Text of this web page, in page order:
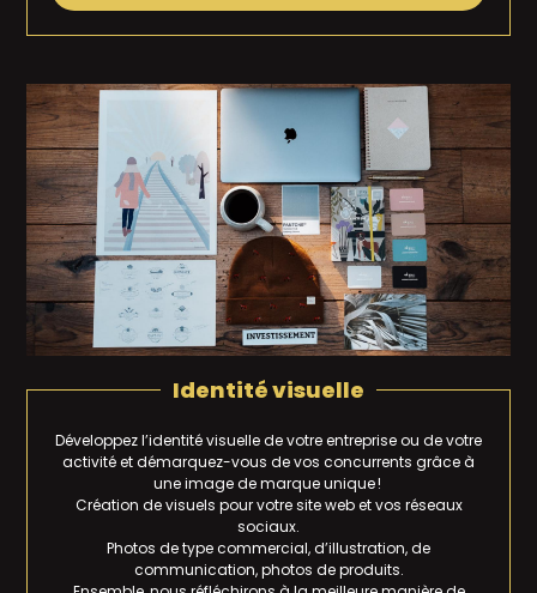
Identité visuelle
Développez l’identité visuelle de votre entreprise ou de votre
activité et démarquez-vous de vos concurrents grâce à
une image de marque unique !
Création de visuels pour votre site web et vos réseaux
sociaux.
Photos de type commercial, d’illustration, de
communication, photos de produits.